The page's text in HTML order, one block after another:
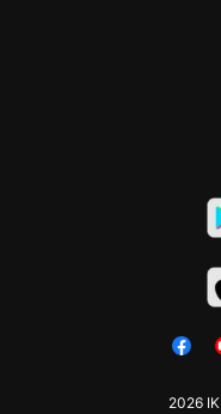
2026